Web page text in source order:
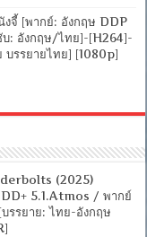
จี้ [พากย์: อังกฤษ DDP
: อังกฤษ/ไทย]-[H264]-
รรยายไทย] [1080p]
(2025)
DD+ 5.1.Atmos / พากย์
รรยาย: ไทย-อังกฤษ